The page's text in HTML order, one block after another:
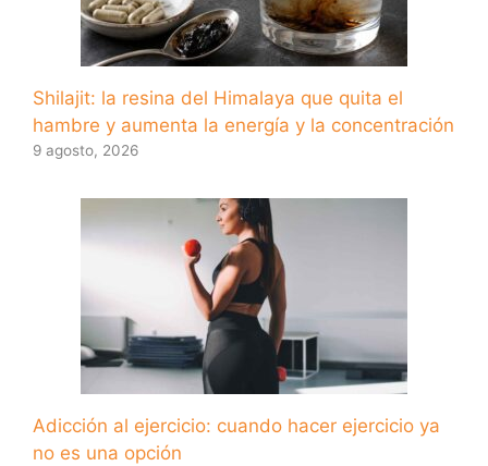
Shilajit: la resina del Himalaya que quita el
hambre y aumenta la energía y la concentración
9 agosto, 2026
Adicción al ejercicio: cuando hacer ejercicio ya
no es una opción